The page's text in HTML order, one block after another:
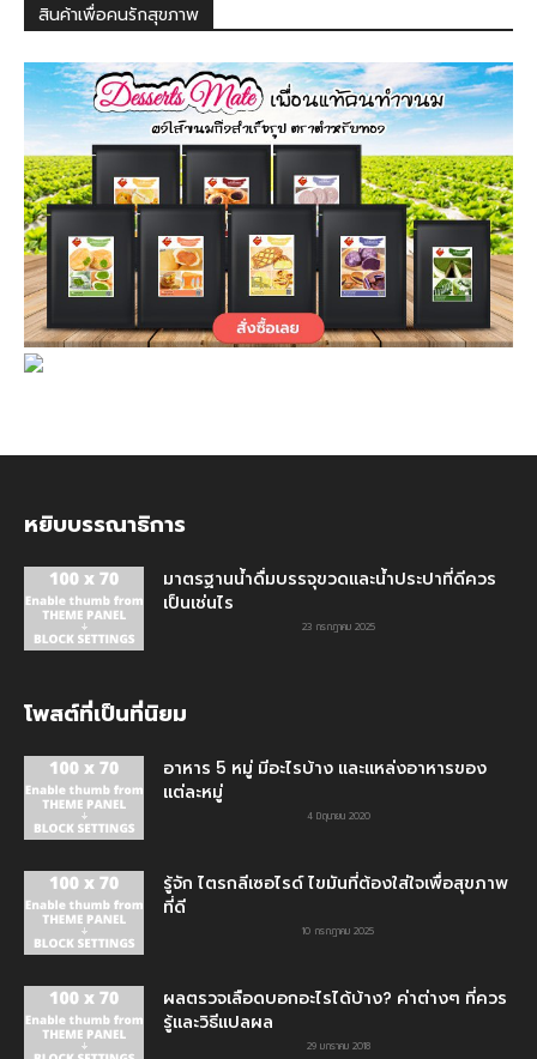
สินค้าเพื่อคนรักสุขภาพ
หยิบบรรณาธิการ
มาตรฐานน้ำดื่มบรรจุขวดและน้ำประปาที่ดีควร
เป็นเช่นไร
23 กรกฎาคม 2025
โพสต์ที่เป็นที่นิยม
อาหาร 5 หมู่ มีอะไรบ้าง และแหล่งอาหารของ
แต่ละหมู่
4 มิถุนายน 2020
รู้จัก ไตรกลีเซอไรด์ ไขมันที่ต้องใส่ใจเพื่อสุขภาพ
ที่ดี
10 กรกฎาคม 2025
ผลตรวจเลือดบอกอะไรได้บ้าง? ค่าต่างๆ ที่ควร
รู้และวิธีแปลผล
29 มกราคม 2018